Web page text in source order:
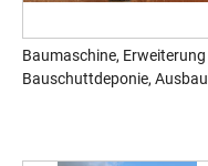
Baumaschine, Erweiterung
Bauschuttdeponie, Ausbau